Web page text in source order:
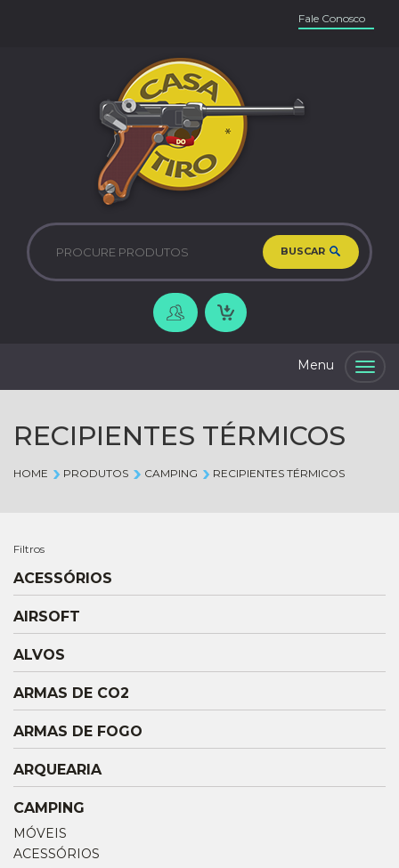
Fale Conosco
BUSCAR
RECIPIENTES TÉRMICOS
HOME PRODUTOS CAMPING RECIPIENTES TÉRMICOS
Filtros
ACESSÓRIOS
AIRSOFT
ALVOS
ARMAS DE CO2
ARMAS DE FOGO
ARQUEARIA
CAMPING
MÓVEIS
ACESSÓRIOS